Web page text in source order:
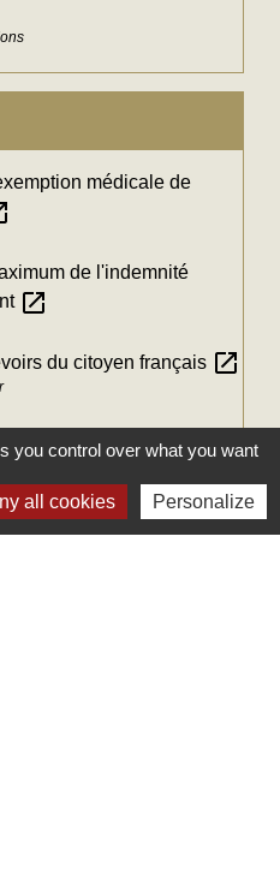
médicale de
de l'indemnité
open_in_new
du citoyen français open_in_new
Perpignanopen_in_new
you control over what you want
all cookies Personalize